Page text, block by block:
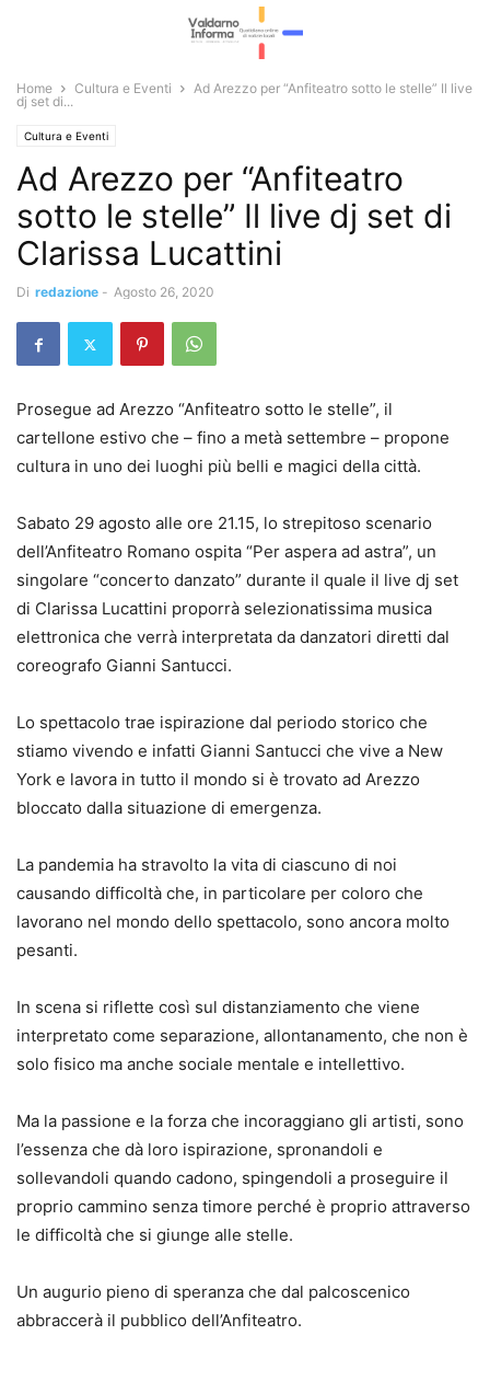
Home Cultura e Eventi
Ad Arezzo per “Anfiteatro sotto le stelle” Il live
dj set di...
Cultura e Eventi
Ad Arezzo per “Anfiteatro
sotto le stelle” Il live dj set di
Clarissa Lucattini
Di redazione - Agosto 26, 2020
Prosegue ad Arezzo “Anfiteatro sotto le stelle”, il
cartellone estivo che – fino a metà settembre – propone
cultura in uno dei luoghi più belli e magici della città.
Sabato 29 agosto alle ore 21.15, lo strepitoso scenario
dell’Anfiteatro Romano ospita “Per aspera ad astra”, un
singolare “concerto danzato” durante il quale il live dj set
di Clarissa Lucattini proporrà selezionatissima musica
elettronica che verrà interpretata da danzatori diretti dal
coreografo Gianni Santucci.
Lo spettacolo trae ispirazione dal periodo storico che
stiamo vivendo e infatti Gianni Santucci che vive a New
York e lavora in tutto il mondo si è trovato ad Arezzo
bloccato dalla situazione di emergenza.
La pandemia ha stravolto la vita di ciascuno di noi
causando difficoltà che, in particolare per coloro che
lavorano nel mondo dello spettacolo, sono ancora molto
pesanti.
In scena si riflette così sul distanziamento che viene
interpretato come separazione, allontanamento, che non è
solo fisico ma anche sociale mentale e intellettivo.
Ma la passione e la forza che incoraggiano gli artisti, sono
l’essenza che dà loro ispirazione, spronandoli e
sollevandoli quando cadono, spingendoli a proseguire il
proprio cammino senza timore perché è proprio attraverso
le difficoltà che si giunge alle stelle.
Un augurio pieno di speranza che dal palcoscenico
abbraccerà il pubblico dell’Anfiteatro.